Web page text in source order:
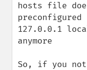
hosts file
preconfigured
127.0.0.1
anymore
So, if you